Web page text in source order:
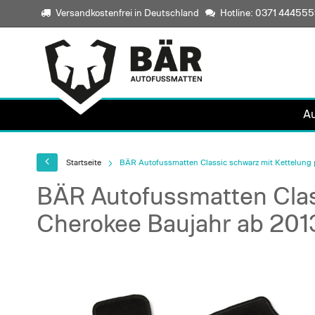
Versandkostenfrei in Deutschland Hotline: 0371
Startseite BÄR Autofussmatten Classic schwarz mit Kettelung
BÄR Autofussmatten
Cherokee Baujahr ab